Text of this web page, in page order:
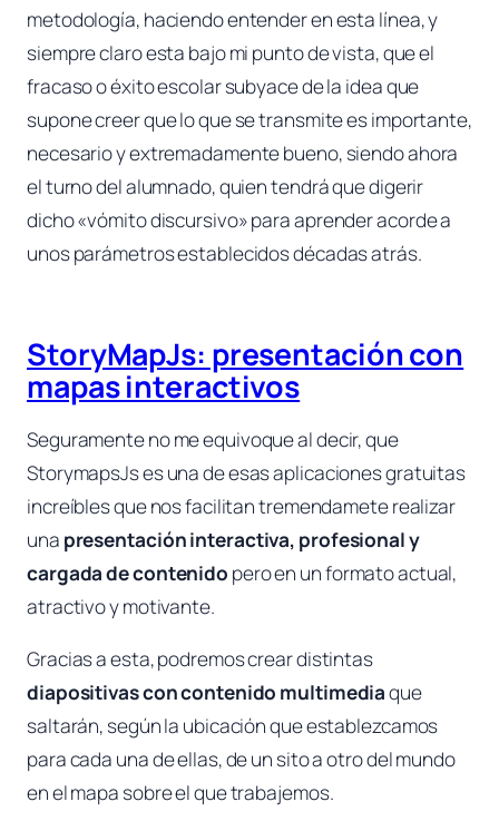
metodología, haciendo entender en esta línea, y
siempre claro esta bajo mi punto de vista, que el
fracaso o éxito escolar subyace de la idea que
supone creer que lo que se transmite es importante,
necesario y extremadamente bueno, siendo ahora
el turno del alumnado, quien tendrá que digerir
dicho«vómito discursivo»para aprender acorde a
unos parámetros establecidos décadas atrás.
StoryMapJs: presentación con
mapas interactivos
Seguramente no me equivoque al decir, que
StorymapsJs es una de esas aplicaciones gratuitas
increíbles que nos facilitan tremendamete realizar
una presentación interactiva, profesional y
cargada de contenido pero en un formato actual,
atractivo y motivante.
Gracias a esta, podremos crear distintas
diapositivas con contenido multimediaque
saltarán, según la ubicación que establezcamos
para cada una de ellas, de un sito a otro del mundo
en el mapa sobre el que trabajemos.